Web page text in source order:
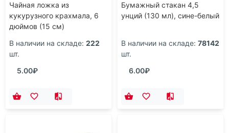
Чайная ложка из
кукурузного крахмала, 6
дюймов (15 см)
В наличии на складе: 222
шт.
5.00₽
Бумажный стакан 4,5
унций (130 мл), сине-белый
В наличии на складе: 78142
шт.
6.00₽